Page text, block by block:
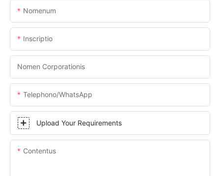
Nomenum
Inscriptio
Nomen Corporationis
Telephono/WhatsApp
Upload Your Requirements
Contentus